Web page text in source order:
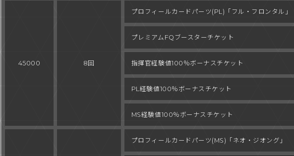
45000 8回
プロフィールカードパーツ(PL) 「フル・フロンタル」
プレミアム FQブースターチケット
指揮官経験値100％ボーナスチケット
PL経験値100％ボーナスチケット
MS経験値100％ボーナスチケット
プロフィールカードパーツ(MS) 「ネオ・ジオング」